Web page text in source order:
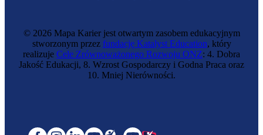
© 2026 Mapa Karier jest otwartym zasobem edukacyjnym
stworzonym przez fundację Katalyst Education, który
realizuje Cele Zrównoważonego Rozwoju ONZ: 4. Dobra
Jakość Edukacji, 8. Wzrost Gospodarczy i Godna Praca oraz
10. Mniej Nierówności.